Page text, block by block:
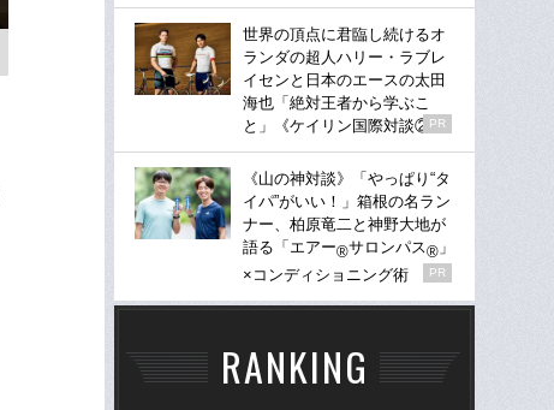
世界の頂点に君臨し続けるオ
ランダの超人ハリー・ラブレ
イセンと日本のエースの太田
海也「絶対王者から学ぶこ
と」《ケイリン国際対談②》
PR
《山の神対談》「やっぱり“タ
イパ”がいい！」箱根の名ラン
ナー、柏原竜二と神野大地が
語る「エアー®サロンパス® 」
×コンディショニング術
PR
RANKING